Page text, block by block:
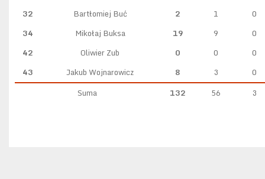
32
Bartłomiej Buć 2 1
0
34
Mikołaj Buksa 19 9
0
42
Oliwier Zub 0 0
0
43
Jakub Wojnarowicz 8 3
0
Suma
132 56 3